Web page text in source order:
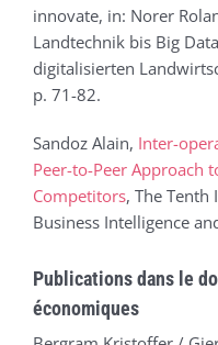
innovate, in: Norer
Landtechnik bis Big
digitalisierten
p. 71-82.
Sandoz Alain, Inter-
Peer-to-Peer Approach
Competitors, The Tenth
Business Intelligence
Publications dans le
économiques